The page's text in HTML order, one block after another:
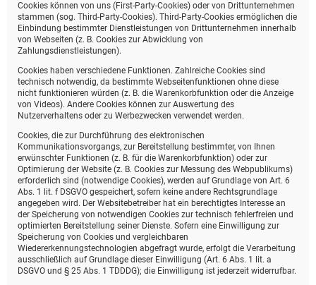
Cookies können von uns (First-Party-Cookies) oder von Drittunternehmen
stammen (sog. Third-Party-Cookies). Third-Party-Cookies ermöglichen die
Einbindung bestimmter Dienstleistungen von Drittunternehmen innerhalb
von Webseiten (z. B. Cookies zur Abwicklung von
Zahlungsdienstleistungen).
Cookies haben verschiedene Funktionen. Zahlreiche Cookies sind
technisch notwendig, da bestimmte Webseitenfunktionen ohne diese
nicht funktionieren würden (z. B. die Warenkorbfunktion oder die Anzeige
von Videos). Andere Cookies können zur Auswertung des
Nutzerverhaltens oder zu Werbezwecken verwendet werden.
Cookies, die zur Durchführung des elektronischen
Kommunikationsvorgangs, zur Bereitstellung bestimmter, von Ihnen
erwünschter Funktionen (z. B. für die Warenkorbfunktion) oder zur
Optimierung der Website (z. B. Cookies zur Messung des Webpublikums)
erforderlich sind (notwendige Cookies), werden auf Grundlage von Art. 6
Abs. 1 lit. f DSGVO gespeichert, sofern keine andere Rechtsgrundlage
angegeben wird. Der Websitebetreiber hat ein berechtigtes Interesse an
der Speicherung von notwendigen Cookies zur technisch fehlerfreien und
optimierten Bereitstellung seiner Dienste. Sofern eine Einwilligung zur
Speicherung von Cookies und vergleichbaren
Wiedererkennungstechnologien abgefragt wurde, erfolgt die Verarbeitung
ausschließlich auf Grundlage dieser Einwilligung (Art. 6 Abs. 1 lit. a
DSGVO und § 25 Abs. 1 TDDDG); die Einwilligung ist jederzeit widerrufbar.